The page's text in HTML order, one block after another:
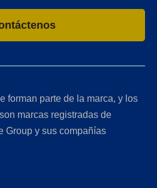
forman parte de la marca, y los
marcas registradas de
Group y sus compañías